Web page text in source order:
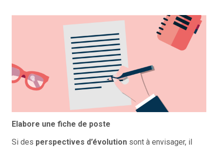
Elabore une fiche de poste
Si des perspectives d’évolution sont à envisager, il